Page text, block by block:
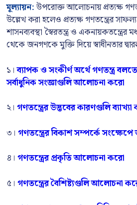
মূল্যায়ন:উপরোক্ত আলোচনায় প্রত্যক্ষ
উল্লেখ করা হলেও প্রত্যক্ষ গণতন্ত্রের
শাসনব্যবস্থা স্বৈরতন্ত্র ও একনায়কতন্ত্রের
থেকে জনগণকে মুক্তি দিয়ে স্বাধীনতার
১।ব্যাপক ও সংকীর্ণ অর্থে গণতন্ত্র
সর্বাধুনিক সংজ্ঞাগুলি আলোচনা করো
২। গণতন্ত্রের উদ্ভবের কারণগুলি
৩। গণতন্ত্রের বিকাশ সম্পর্কে
৪। গণতন্ত্রের প্রকৃতি আলোচনা করো
৫। গণতন্ত্রের বৈশিষ্ট্যগুলি আলোচনা